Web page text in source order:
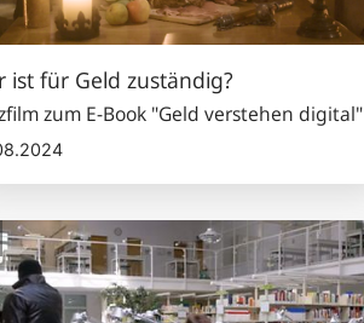
ist für Geld zuständig?
zum E-Book "Geld verstehen digital"